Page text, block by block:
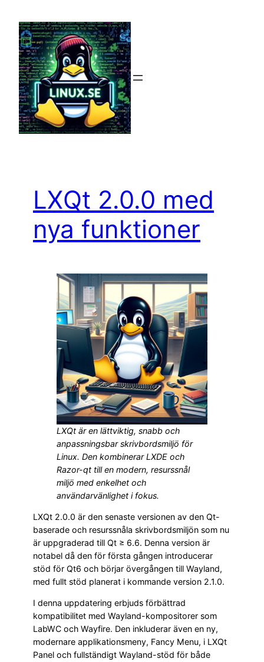
innehåll
LXQt 2.0.0 med
nya funktioner
LXQt är en lättviktig, snabb och
anpassningsbar skrivbordsmiljö för
Linux. Den kombinerar LXDE och
Razor-qt till en modern, resurssnål
miljö med enkelhet och
användarvänlighet i fokus.
LXQt 2.0.0 är den senaste versionen av den Qt-
baserade och resurssnåla skrivbordsmiljön som nu
är uppgraderad till Qt ≥ 6.6. Denna version är
notabel då den för första gången introducerar
stöd för Qt6 och börjar övergången till Wayland,
med fullt stöd planerat i kommande version 2.1.0.
I denna uppdatering erbjuds förbättrad
kompatibilitet med Wayland-kompositorer som
LabWC och Wayfire. Den inkluderar även en ny,
modernare applikationsmeny, Fancy Menu, i LXQt
Panel och fullständigt Wayland-stöd för både